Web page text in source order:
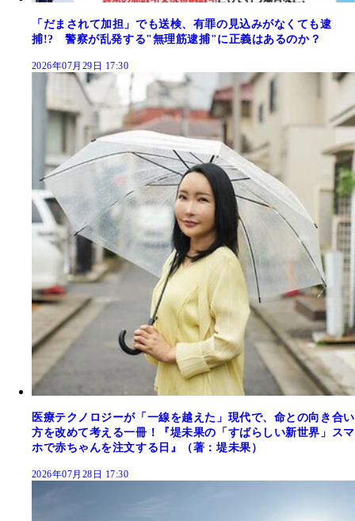
「だまされて加担」でも送検、有罪の見込みがなくても逮
捕!? 警察が乱発する"無理筋逮捕"に正義はあるのか？
2026年07月29日 17:30
医療テクノロジーが「一線を越えた」現代で、命との向き合い
方を改めて考える一冊！『堤未果の「すばらしい新世界」スマ
ホで赤ちゃんを注文する日』（著：堤未果）
2026年07月28日 17:30